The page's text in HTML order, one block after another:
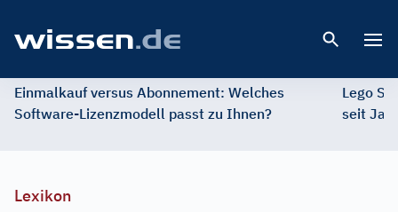
Einmalkauf versus Abonnement: Welches
Software-Lizenzmodell passt zu Ihnen?
Lego
seit
Lexikon